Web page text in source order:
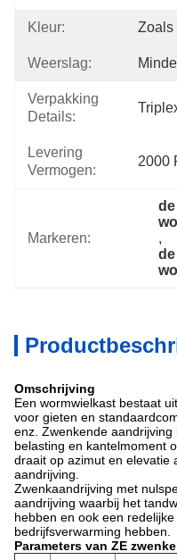
Kleur: Zoals
Weerslag:
Verpakking
Details:
Levering
Vermogen:
2000
Markeren:
,
Omschrijving
Een wormwielkast bestaat
voor gieten en
enz. Zwenkende
belasting en kantelmoment
draait op azimut en elevatie
aandrijving.
Zwenkaandrijving met
aandrijving waarbij het
hebben en ook een
bedrijfsverwarming hebben.
Parameters van ZE